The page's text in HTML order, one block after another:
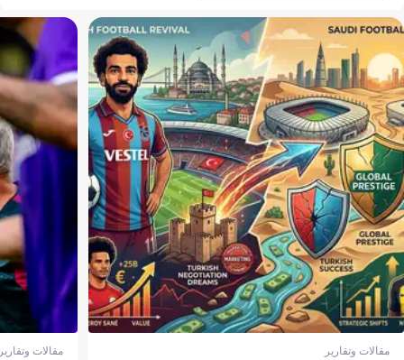
مقالات وتقارير مقالات